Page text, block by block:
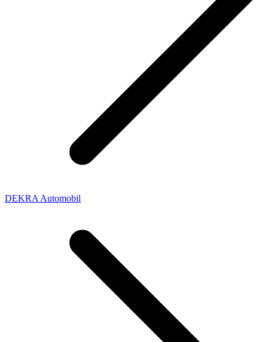
DEKRA Automobil